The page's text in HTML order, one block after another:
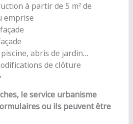
à partir de 5 m² de
emprise
abris de jardin…
de clôture
le service urbanisme
ou ils peuvent être